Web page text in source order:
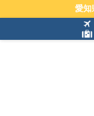
愛知